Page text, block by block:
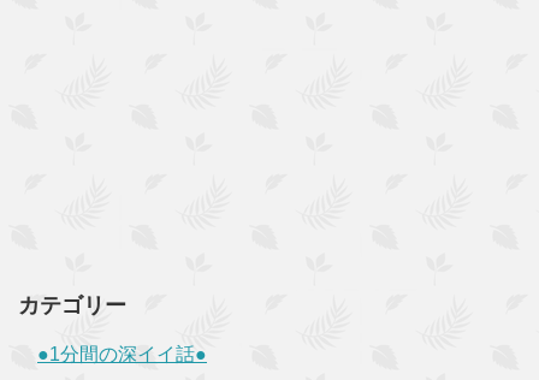
カテゴリー
●1分間の深イイ話●